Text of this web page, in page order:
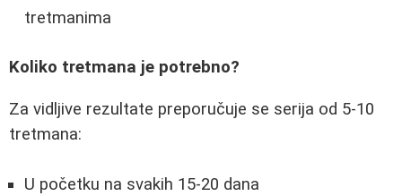
tretmanima
Koliko tretmana je potrebno?
Za vidljive rezultate preporučuje se serija od 5-10
tretmana:
U početku na svakih 15-20 dana